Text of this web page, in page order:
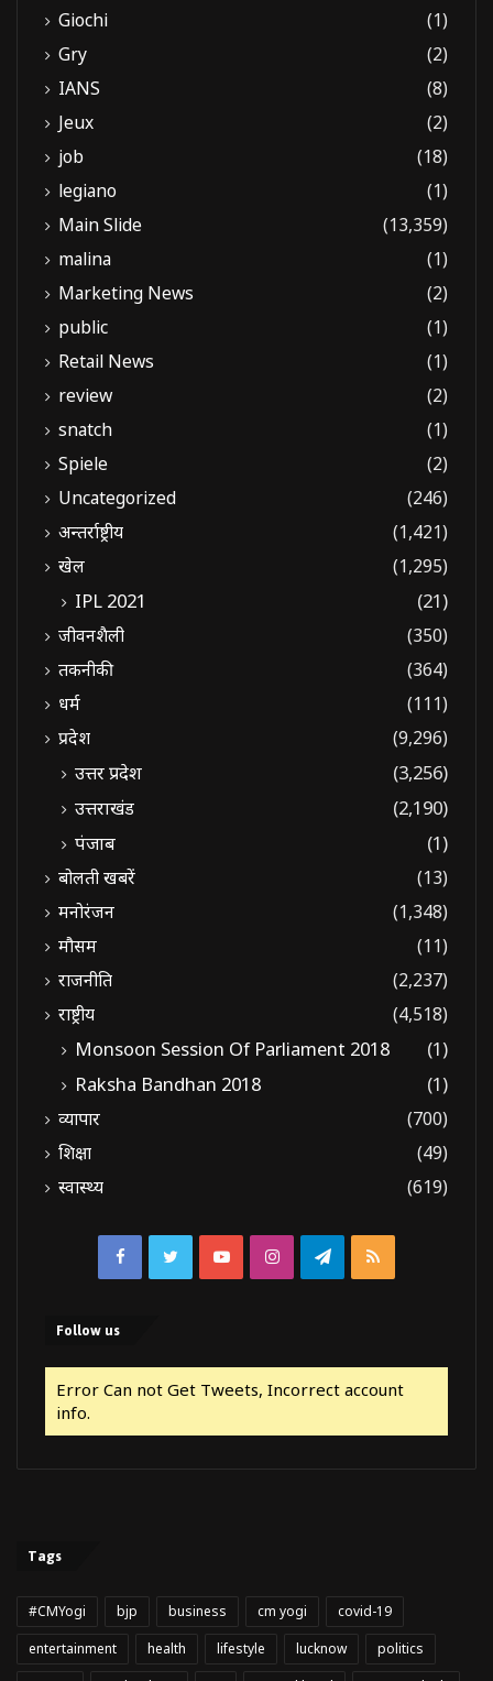
Giochi
(1)
Gry
(2)
IANS
(8)
Jeux
(2)
job
(18)
legiano
(1)
Main Slide
(13,359)
malina
(1)
Marketing News
(2)
public
(1)
Retail News
(1)
review
(2)
snatch
(1)
Spiele
(2)
Uncategorized
(246)
अन्तर्राष्ट्रीय
(1,421)
खेल
(1,295)
IPL 2021 (21)
जीवनशैली
(350)
तकनीकी
(364)
धर्म
(111)
प्रदेश
(9,296)
उत्तर प्रदेश
(3,256)
उत्तराखंड
(2,190)
पंजाब
(1)
बोलती खबरें
(13)
मनोरंजन
(1,348)
मौसम
(11)
राजनीति
(2,237)
राष्ट्रीय
(4,518)
Monsoon Session Of Parliament 2018
(1)
Raksha Bandhan 2018
(1)
व्यापार
(700)
शिक्षा
(49)
स्वास्थ्य
(619)
FacebookTwitterYouTubeInstagramTelegram
RSS
Follow us
Error Can not Get Tweets, Incorrect account
info.
Tags
#CMYogi bjp business cm yogi
covid-19
entertainment
health lifestyle lucknow
politics